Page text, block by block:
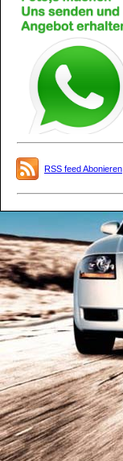
RSS feed Abonieren